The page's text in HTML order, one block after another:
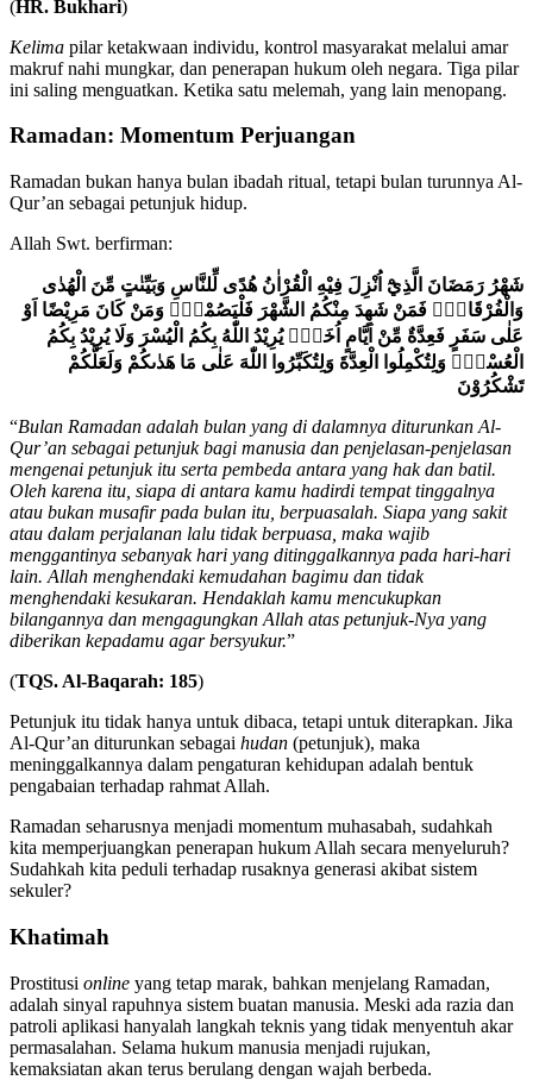
(HR. Bukhari)
Kelima pilar ketakwaan individu, kontrol masyarakat melalui amar
makruf nahi mungkar, dan penerapan hukum oleh negara. Tiga pilar
ini saling menguatkan. Ketika satu melemah, yang lain menopang.
Ramadan: Momentum Perjuangan
Ramadan bukan hanya bulan ibadah ritual, tetapi bulan turunnya Al-
Qur’an sebagai petunjuk hidup.
Allah Swt. berfirman:
شَهْرُ رَمَضَانَ الَّذِيْٓ اُنْزِلَ فِيْهِ الْقُرْاٰنُ هُدًى لِّلنَّاسِ وَبَيِّنٰتٍ مِّنَ الْهُدٰى
وَالْفُرْقَانِۚ فَمَنْ شَهِدَ مِنْكُمُ الشَّهْرَ فَلْيَصُمْهُۗ وَمَنْ كَانَ مَرِيْضًا اَوْ
عَلٰى سَفَرٍ فَعِدَّةٌ مِّنْ اَيَّامٍ اُخَرَۗ يُرِيْدُ اللّٰهُ بِكُمُ الْيُسْرَ وَلَا يُرِيْدُ بِكُمُ
الْعُسْرَۖ وَلِتُكْمِلُوا الْعِدَّةَ وَلِتُكَبِّرُوا اللّٰهَ عَلٰى مَا هَدٰىكُمْ وَلَعَلَّكُمْ
تَشْكُرُوْنَ
“Bulan Ramadan adalah bulan yang di dalamnya diturunkan Al-
Qur’an sebagai petunjuk bagi manusia dan penjelasan-penjelasan
mengenai petunjuk itu serta pembeda antara yang hak dan batil.
Oleh karena itu, siapa di antara kamu hadirdi tempat tinggalnya
atau bukan musafir pada bulan itu, berpuasalah. Siapa yang sakit
atau dalam perjalanan lalu tidak berpuasa, maka wajib
menggantinya sebanyak hari yang ditinggalkannya pada hari-hari
lain. Allah menghendaki kemudahan bagimu dan tidak
menghendaki kesukaran. Hendaklah kamu mencukupkan
bilangannya dan mengagungkan Allah atas petunjuk-Nya yang
diberikan kepadamu agar bersyukur.”
(TQS. Al-Baqarah: 185)
Petunjuk itu tidak hanya untuk dibaca, tetapi untuk diterapkan. Jika
Al-Qur’an diturunkan sebagai hudan (petunjuk), maka
meninggalkannya dalam pengaturan kehidupan adalah bentuk
pengabaian terhadap rahmat Allah.
Ramadan seharusnya menjadi momentum muhasabah, sudahkah
kita memperjuangkan penerapan hukum Allah secara menyeluruh?
Sudahkah kita peduli terhadap rusaknya generasi akibat sistem
sekuler?
Khatimah
Prostitusi online yang tetap marak, bahkan menjelang Ramadan,
adalah sinyal rapuhnya sistem buatan manusia. Meski ada razia dan
patroli aplikasi hanyalah langkah teknis yang tidak menyentuh akar
permasalahan. Selama hukum manusia menjadi rujukan,
kemaksiatan akan terus berulang dengan wajah berbeda.